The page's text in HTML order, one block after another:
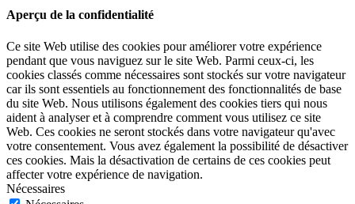
Aperçu de la confidentialité
Ce site Web utilise des cookies pour améliorer votre expérience
pendant que vous naviguez sur le site Web. Parmi ceux-ci, les
cookies classés comme nécessaires sont stockés sur votre navigateur
car ils sont essentiels au fonctionnement des fonctionnalités de base
du site Web. Nous utilisons également des cookies tiers qui nous
aident à analyser et à comprendre comment vous utilisez ce site
Web. Ces cookies ne seront stockés dans votre navigateur qu'avec
votre consentement. Vous avez également la possibilité de désactiver
ces cookies. Mais la désactivation de certains de ces cookies peut
affecter votre expérience de navigation.
Nécessaires